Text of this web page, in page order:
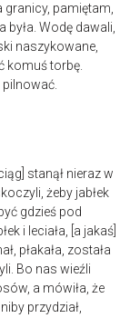
pamiętam,
Wodę dawali,
naszykowane,
komuś torbę.
pilnować.
stanął nieraz w
żeby jabłek
gdzieś pod
i leciała, [a jakaś]
płakała, została
Bo nas wieźli
a mówiła, że
przydział,